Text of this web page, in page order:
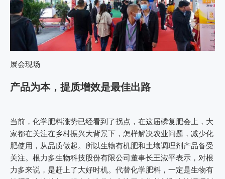
展会现场
产品为本，提质增效是最佳出路
当前，化学肥料涨势已经看到了拐点，在这届磷复肥会上，大
家都在关注在乡村振兴大背景下，怎样解决农业问题，减少化
肥使用，从品质做起。所以生物有机肥和土壤调理剂产品备受
关注。根力多生物科技股份有限公司董事长王淑平表示，对根
力多来说，是赶上了大好时机。代替化学肥料，一定是生物有